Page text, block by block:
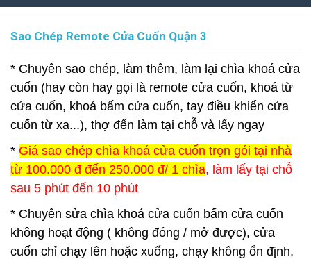
Sao Chép Remote Cửa Cuốn Quận 3
* Chuyên sao chép, làm thêm, làm lại chìa khoá cửa
cuốn (hay còn hay gọi là remote cửa cuốn, khoá từ
cửa cuốn, khoá bấm cửa cuốn, tay điều khiển cửa
cuốn từ xa...), thợ đến làm tại chỗ và lấy ngay
* Giá sao chép chìa khoá cửa cuốn trọn gói tại nhà
từ 100.000 đ đến 250.000 đ/ 1 chìa, làm lấy tại chỗ
sau 5 phút đến 10 phút
* Chuyên sửa chìa khoá cửa cuốn bấm cửa cuốn
không hoạt động ( không đóng / mở được), cửa
cuốn chỉ chạy lên hoặc xuống, chạy không ổn định,